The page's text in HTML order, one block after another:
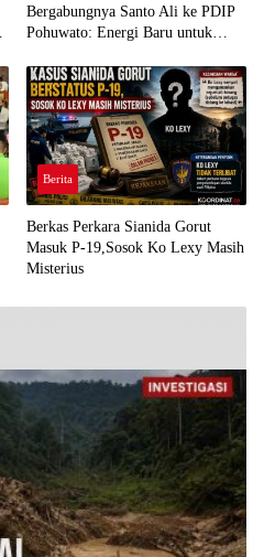
Bergabungnya Santo Ali ke PDIP
Pohuwato: Energi Baru untuk
Berita
Berkas Perkara Sianida Gorut
Masuk P-19,Sosok Ko Lexy Masih
Misterius